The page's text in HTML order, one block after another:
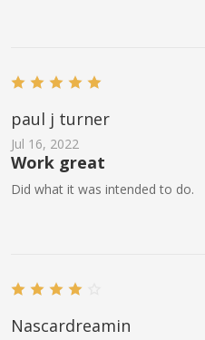
paul j turner
Jul 16, 2022
Work great
Did what it was intended to do.
Nascardreamin